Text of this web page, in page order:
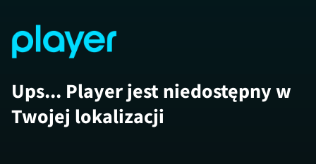
Ups... Player jest niedostępny w
Twojej lokalizacji